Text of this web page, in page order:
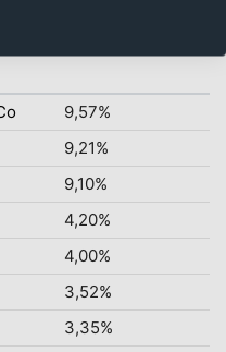
9,57%
9,21%
9,10%
4,20%
4,00%
3,52%
3,35%